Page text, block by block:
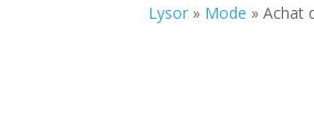
Lysor » Mode »Achat